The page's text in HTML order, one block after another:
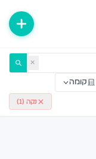
היחיד ✕
קומה
נקה ( 1
)